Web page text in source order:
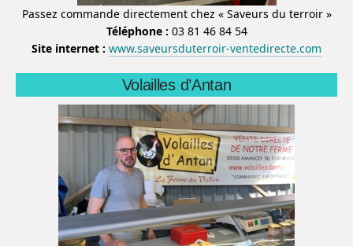
Passez commande directement chez « Saveurs du terroir »
Téléphone : 03 81 46 84 54
Site internet : www.saveursduterroir-ventedirecte.com
Volailles d’Antan